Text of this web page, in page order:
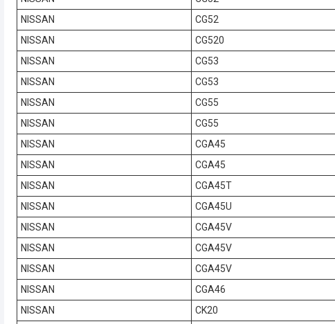
NISSAN
CG52
NISSAN
CG520
NISSAN
CG53
NISSAN
CG53
NISSAN
CG55
NISSAN
CG55
NISSAN
CGA45
NISSAN
CGA45
NISSAN
CGA45T
NISSAN
CGA45U
NISSAN
CGA45V
NISSAN
CGA45V
NISSAN
CGA45V
NISSAN
CGA46
NISSAN
CK20